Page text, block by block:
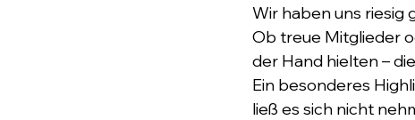
Wir haben uns riesig
Ob treue Mitglieder
der Hand hielten –
Ein besonderes
ließ es sich nicht